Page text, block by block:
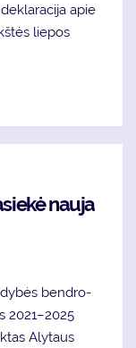
apie
lie­pos
nau­ja
ben­dro­
2021–2025
Aly­taus